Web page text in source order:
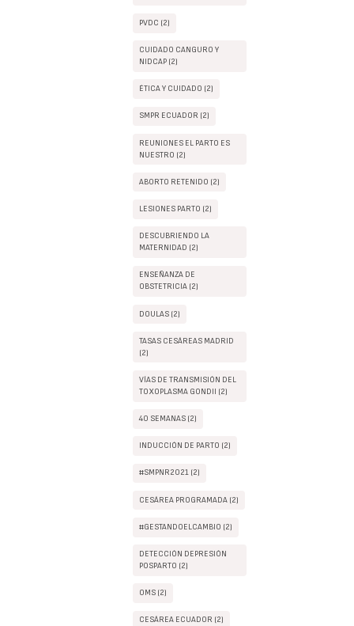
PVDC (2)
CUIDADO CANGURO Y
NIDCAP (2)
ÉTICA Y CUIDADO (2)
SMPR ECUADOR (2)
REUNIONES EL PARTO ES
NUESTRO (2)
ABORTO RETENIDO (2)
LESIONES PARTO (2)
DESCUBRIENDO LA
MATERNIDAD (2)
ENSEÑANZA DE
OBSTETRICIA (2)
DOULAS (2)
TASAS CESÁREAS MADRID
(2)
VÍAS DE TRANSMISIÓN DEL
TOXOPLASMA GONDII (2)
40 SEMANAS (2)
INDUCCIÓN DE PARTO (2)
#SMPNR2021 (2)
CESÁREA PROGRAMADA (2)
#GESTANDOELCAMBIO (2)
DETECCIÓN DEPRESIÓN
POSPARTO (2)
OMS (2)
CESÁREA ECUADOR (2)